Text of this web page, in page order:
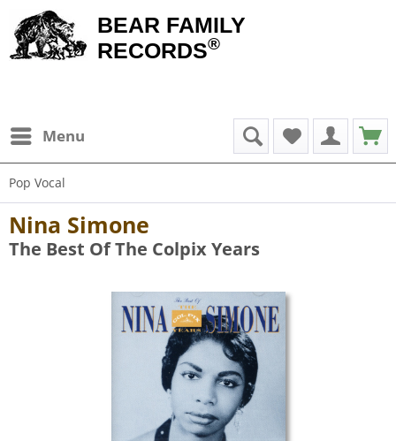
BEAR FAMILY
RECORDS®
Menu
Pop Vocal
Nina Simone
The Best Of The Colpix Years